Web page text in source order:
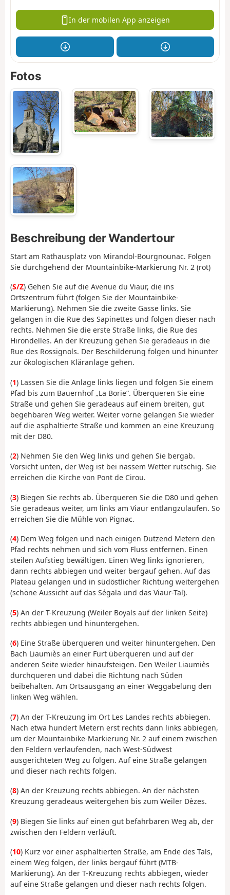
In der mobilen App anzeigen
Fotos
Beschreibung der Wandertour
Start am Rathausplatz von Mirandol-Bourgnounac. Folgen
Sie durchgehend der Mountainbike-Markierung Nr. 2 (rot)
(S/Z) Gehen Sie auf die Avenue du Viaur, die ins
Ortszentrum führt (folgen Sie der Mountainbike-
Markierung). Nehmen Sie die zweite Gasse links. Sie
gelangen in die Rue des Sapinettes und folgen dieser nach
rechts. Nehmen Sie die erste Straße links, die Rue des
Hirondelles. An der Kreuzung gehen Sie geradeaus in die
Rue des Rossignols. Der Beschilderung folgen und hinunter
zur ökologischen Kläranlage gehen.
(1) Lassen Sie die Anlage links liegen und folgen Sie einem
Pfad bis zum Bauernhof „La Borie“. Überqueren Sie eine
Straße und gehen Sie geradeaus auf einem breiten, gut
begehbaren Weg weiter. Weiter vorne gelangen Sie wieder
auf die asphaltierte Straße und kommen an eine Kreuzung
mit der D80.
(2) Nehmen Sie den Weg links und gehen Sie bergab.
Vorsicht unten, der Weg ist bei nassem Wetter rutschig. Sie
erreichen die Kirche von Pont de Cirou.
(3) Biegen Sie rechts ab. Überqueren Sie die D80 und gehen
Sie geradeaus weiter, um links am Viaur entlangzulaufen. So
erreichen Sie die Mühle von Pignac.
(4) Dem Weg folgen und nach einigen Dutzend Metern den
Pfad rechts nehmen und sich vom Fluss entfernen. Einen
steilen Aufstieg bewältigen. Einen Weg links ignorieren,
dann rechts abbiegen und weiter bergauf gehen. Auf das
Plateau gelangen und in südöstlicher Richtung weitergehen
(schöne Aussicht auf das Ségala und das Viaur-Tal).
(5) An der T-Kreuzung (Weiler Boyals auf der linken Seite)
rechts abbiegen und hinuntergehen.
(6) Eine Straße überqueren und weiter hinuntergehen. Den
Bach Liaumiès an einer Furt überqueren und auf der
anderen Seite wieder hinaufsteigen. Den Weiler Liaumiès
durchqueren und dabei die Richtung nach Süden
beibehalten. Am Ortsausgang an einer Weggabelung den
linken Weg wählen.
(7) An der T-Kreuzung im Ort Les Landes rechts abbiegen.
Nach etwa hundert Metern erst rechts dann links abbiegen,
um der Mountainbike-Markierung Nr. 2 auf einem zwischen
den Feldern verlaufenden, nach West-Südwest
ausgerichteten Weg zu folgen. Auf eine Straße gelangen
und dieser nach rechts folgen.
(8) An der Kreuzung rechts abbiegen. An der nächsten
Kreuzung geradeaus weitergehen bis zum Weiler Dèzes.
(9) Biegen Sie links auf einen gut befahrbaren Weg ab, der
zwischen den Feldern verläuft.
(10) Kurz vor einer asphaltierten Straße, am Ende des Tals,
einem Weg folgen, der links bergauf führt (MTB-
Markierung). An der T-Kreuzung rechts abbiegen, wieder
auf eine Straße gelangen und dieser nach rechts folgen.